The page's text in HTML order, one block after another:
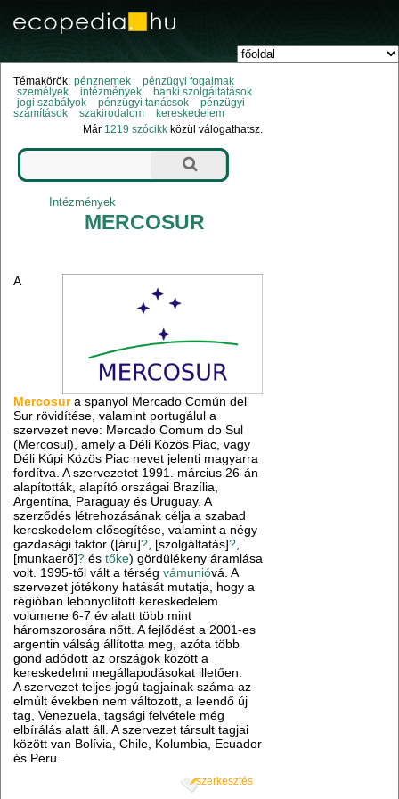
Témakörök: pénznemek
pénzügyi fogalmak
személyek
intézmények
banki szolgáltatások
jogi szabályok
pénzügyi tanácsok
pénzügyi
számítások
szakirodalom
kereskedelem
Már 1219 szócikk közül válogathatsz.
Intézmények
MERCOSUR
A
Mercosura spanyol Mercado Común del
Sur rövidítése, valamint portugálul a
szervezet neve: Mercado Comum do Sul
(Mercosul), amely a Déli Közös Piac, vagy
Déli Kúpi Közös Piac nevet jelenti magyarra
fordítva. A szervezetet 1991. március 26-án
alapították, alapító országai Brazília,
Argentína, Paraguay és Uruguay. A
szerződés létrehozásának célja a szabad
kereskedelem elősegítése, valamint a négy
gazdasági faktor ([áru]? , [szolgáltatás]?
[munkaerő]? éstőke) gördülékeny áramlása
volt. 1995-től vált a térségvámunióvá. A
szervezet jótékony hatását mutatja, hogy a
régióban lebonyolított kereskedelem
volumene 6-7 év alatt több mint
háromszorosára nőtt. A fejlődést a 2001-es
argentin válság állította meg, azóta több
gond adódott az országok között a
kereskedelmi megállapodásokat illetően.
A szervezet teljes jogú tagjainak száma az
elmúlt években nem változott, a leendő új
tag, Venezuela, tagsági felvétele még
elbírálás alatt áll. A szervezet társult tagjai
között van Bolívia, Chile, Kolumbia, Ecuador
és Peru.
szerkesztés